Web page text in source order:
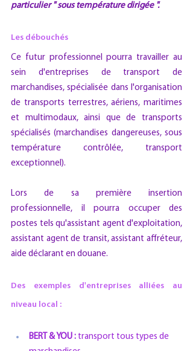
particulier " sous température dirigée ".
Les débouchés
Ce futur professionnel pourra travailler au
sein d'entreprises de transport de
marchandises, spécialisée dans l'organisation
de transports terrestres, aériens, maritimes
et multimodaux, ainsi que de transports
spécialisés (marchandises dangereuses, sous
température contrôlée, transport
exceptionnel).
Lors de sa première insertion
professionnelle, il pourra occuper des
postes tels qu'assistant agent d'exploitation,
assistant agent de transit, assistant affréteur,
aide déclarant en douane.
Des exemples d'entreprises alliées au
niveau local :
BERT & YOU : transport tous types de